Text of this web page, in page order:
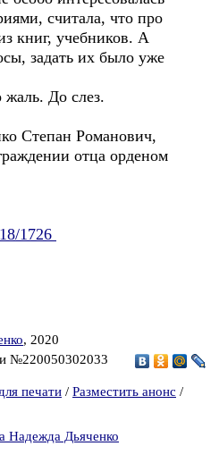
считала, что про
книг, учебников. А
задать их было уже
До слез.
Степан Романович,
отца орденом
1726
, 2020
№220050302033
печати / Разместить анонс /
Надежда Дьяченко